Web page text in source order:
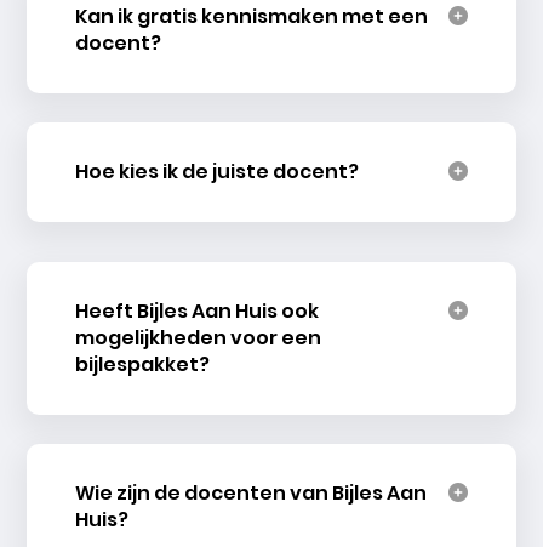
Kan ik gratis kennismaken met een
docent?
Hoe kies ik de juiste docent?
Heeft Bijles Aan Huis ook
mogelijkheden voor een
bijlespakket?
Wie zijn de docenten van Bijles Aan
Huis?